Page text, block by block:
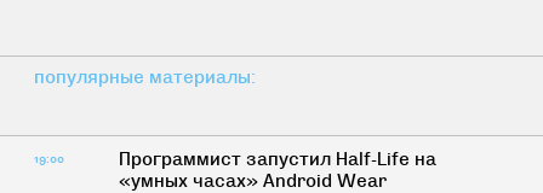
популярные материалы:
19:00
Программист запустил Half-Life на
«умных часах» Android Wear